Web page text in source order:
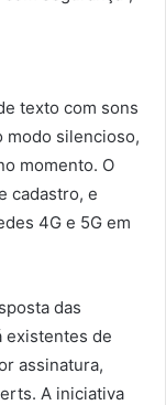
texto com sons
modo silencioso,
momento. O
cadastro, e
4G e 5G em
das
existentes de
assinatura,
A iniciativa